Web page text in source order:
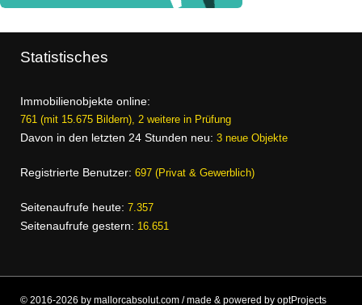
Statistisches
Immobilienobjekte online:
761 (mit 15.675 Bildern), 2 weitere in Prüfung
Davon in den letzten 24 Stunden neu: 3 neue Objekte
Registrierte Benutzer: 697 (Privat & Gewerblich)
Seitenaufrufe heute: 7.357
Seitenaufrufe gestern: 16.651
© 2016-2026 by mallorcabsolut.com / made & powered by optProjects